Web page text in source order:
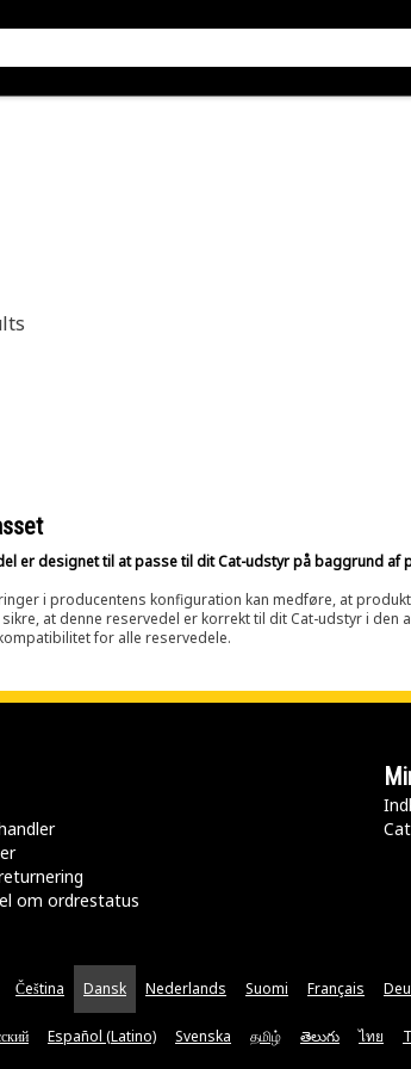
er designet til at passe til dit Cat-udstyr på baggrund af
i producentens konfiguration kan medføre, at
at denne reservedel er korrekt til dit Cat-udstyr i
for alle reservedele.
om ordrestatus
Čeština Dansk Nederlands Suomi Français
Español (Latino) Svenska தமிழ் తెలుగు ไทย